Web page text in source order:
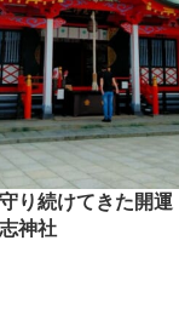
り続けてきた開運
神社